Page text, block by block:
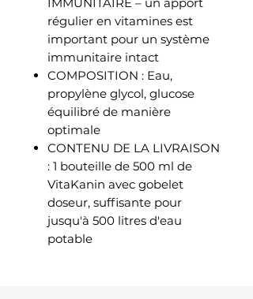
régulier en vitamines est
important pour un système
immunitaire intact
COMPOSITION : Eau,
propylène glycol, glucose
équilibré de manière
optimale
CONTENU DE LA LIVRAISON
: 1 bouteille de 500 ml de
VitaKanin avec gobelet
doseur, suffisante pour
jusqu'à 500 litres d'eau
potable